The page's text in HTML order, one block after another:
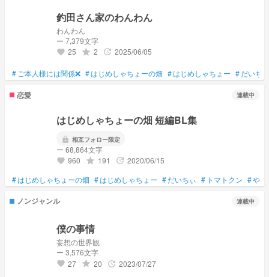
釣田さん家のわんわん
わんわん
ー 7,379文字
favorite 25 grade 2 update 2025/06/05
# ご本人様には関係❌ #はじめしゃちょーの畑 #はじめしゃちょー #だいちぃ
恋愛 連載中
はじめしゃちょーの畑 短編BL集
lock 相互フォロー限定
ー 68,864文字
favorite 960 grade 191 update 2020/06/15
#はじめしゃちょーの畑 #はじめしゃちょー #だいちぃ # トマトクン #やふ
ノンジャンル 連載中
僕の事情
妄想の世界観
ー 3,576文字
favorite 27 grade 20 update 2023/07/27